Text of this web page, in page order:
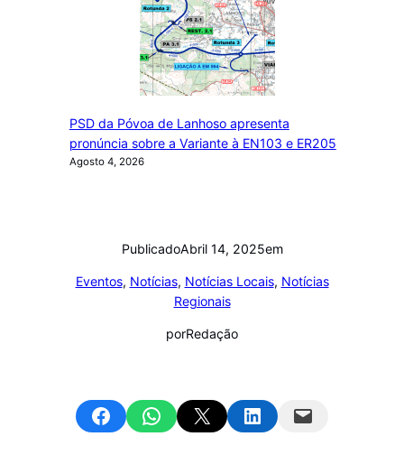
PSD da Póvoa de Lanhoso apresenta
pronúncia sobre a Variante à EN103 e ER205
Agosto 4, 2026
PublicadoAbril 14, 2025em
Eventos, Notícias, Notícias Locais, Notícias
Regionais
porRedação
Share on FacebookShare on WhatsApp
Email this Page Share on LinkedInEmail this Page